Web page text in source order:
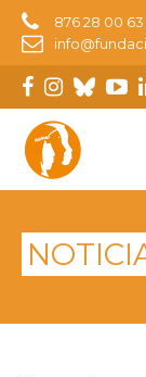
876 28 00 63